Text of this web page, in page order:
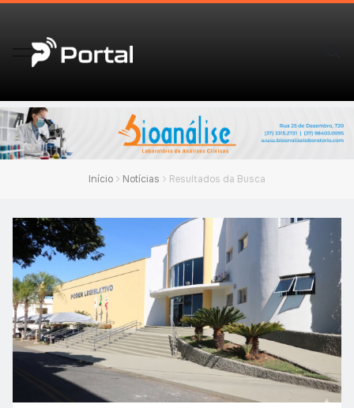
Início Notícias Resultados da Busca